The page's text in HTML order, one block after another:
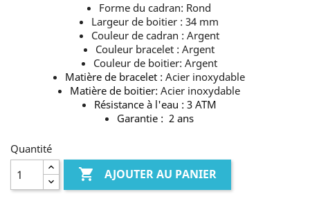
Forme du cadran: Rond
Largeur de boitier : 34 mm
Couleur de cadran : Argent
Couleur bracelet : Argent
Couleur de boitier: Argent
Matière de bracelet : Acier inoxydable
Matière de boitier: Acier inoxydable
Résistance à l'eau : 3 ATM
Garantie : 2 ans
Quantité
 AJOUTER AU PANIER